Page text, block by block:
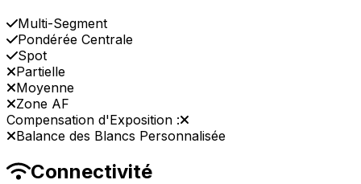
Multi-Segment
Pondérée Centrale
Spot
Partielle
Moyenne
Zone AF
Compensation d'Exposition :
Balance des Blancs Personnalisée
Connectivité